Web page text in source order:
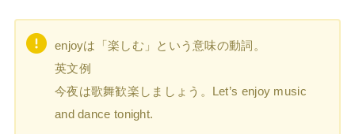
enjoyは「楽しむ」という意味の動詞。
英文例
今夜は歌舞歓楽しましょう。Let’s enjoy music
and dance tonight.